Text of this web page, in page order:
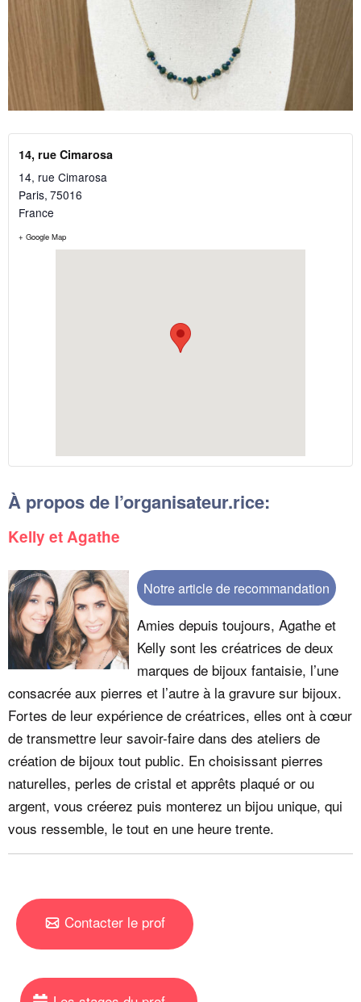
14, rue Cimarosa
14, rue Cimarosa
Paris, 75016
France
+ Google Map
À propos de l’organisateur.rice:
Kelly et Agathe
Notre article de recommandation
Amies depuis toujours, Agathe et
Kelly sont les créatrices de deux
marques de bijoux fantaisie, l’une
consacrée aux pierres et l’autre à la gravure sur bijoux.
Fortes de leur expérience de créatrices, elles ont à cœur
de transmettre leur savoir-faire dans des ateliers de
création de bijoux tout public. En choisissant pierres
naturelles, perles de cristal et apprêts plaqué or ou
argent, vous créerez puis monterez un bijou unique, qui
vous ressemble, le tout en une heure trente.
Contacter le prof